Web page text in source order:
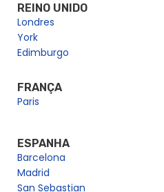
REINO UNIDO
Londres
York
Edimburgo
FRANÇA
Paris
ESPANHA
Barcelona
Madrid
San Sebastian